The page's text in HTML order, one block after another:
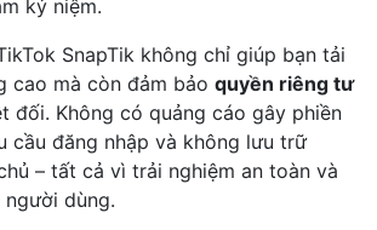
kỷ niệm.
SnapTik không chỉ giúp bạn tải
cao mà còn đảm bảo quyền riêng tư
đối. Không có quảng cáo gây phiền
cầu đăng nhập và không lưu trữ
– tất cả vì trải nghiệm an toàn và
dùng.